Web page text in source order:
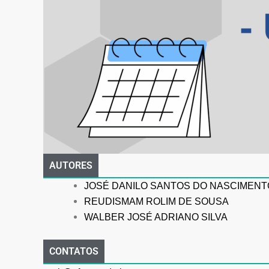
AUTORES
JOSÉ DANILO SANTOS DO
REUDISMAM ROLIM DE SOUSA
WALBER JOSÉ ADRIANO SILVA
CONTATOS